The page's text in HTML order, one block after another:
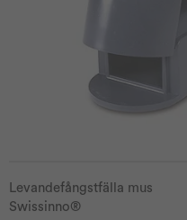
Levandefångstfälla mus
Swissinno®